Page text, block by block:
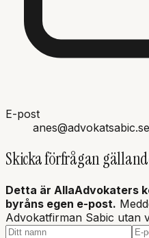
E-post
anes@advokatsabic.se
Skicka förfrågan
Detta är AllaAdvokaters
byråns egen e-post.
Advokatfirman Sabic utan